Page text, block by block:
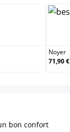
Noyer
71,90 €
bon confort